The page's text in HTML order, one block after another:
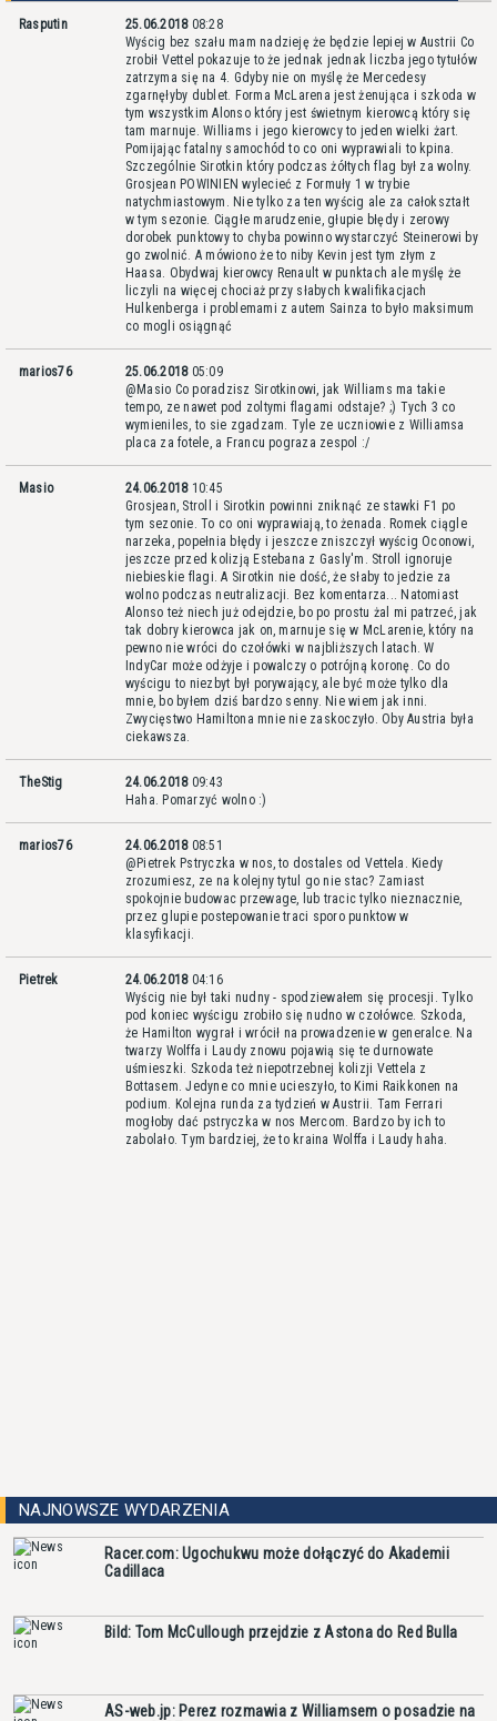
Rasputin 25.06.2018 08:28
Wyścig bez szału mam nadzieję że będzie lepiej w Austrii Co
zrobił Vettel pokazuje to że jednak jednak liczba jego tytułów
zatrzyma się na 4. Gdyby nie on myślę że Mercedesy
zgarnęłyby dublet. Forma McLarena jest żenująca i szkoda w
tym wszystkim Alonso który jest świetnym kierowcą który się
tam marnuje. Williams i jego kierowcy to jeden wielki żart.
Pomijając fatalny samochód to co oni wyprawiali to kpina.
Szczególnie Sirotkin który podczas żółtych flag był za wolny.
Grosjean POWINIEN wylecieć z Formuły 1 w trybie
natychmiastowym. Nie tylko za ten wyścig ale za całokształt
w tym sezonie. Ciągłe marudzenie, głupie błędy i zerowy
dorobek punktowy to chyba powinno wystarczyć Steinerowi by
go zwolnić. A mówiono że to niby Kevin jest tym złym z
Haasa. Obydwaj kierowcy Renault w punktach ale myślę że
liczyli na więcej chociaż przy słabych kwalifikacjach
Hulkenberga i problemami z autem Sainza to było maksimum
co mogli osiągnąć
marios76 25.06.2018 05:09
@Masio Co poradzisz Sirotkinowi, jak Williams ma takie
tempo, ze nawet pod zoltymi flagami odstaje? ;) Tych 3 co
wymieniles, to sie zgadzam. Tyle ze uczniowie z Williamsa
placa za fotele, a Francu pograza zespol :/
Masio 24.06.2018 10:45
Grosjean, Stroll i Sirotkin powinni zniknąć ze stawki F1 po
tym sezonie. To co oni wyprawiają, to żenada. Romek ciągle
narzeka, popełnia błędy i jeszcze zniszczył wyścig Oconowi,
jeszcze przed kolizją Estebana z Gasly'm. Stroll ignoruje
niebieskie flagi. A Sirotkin nie dość, że słaby to jedzie za
wolno podczas neutralizacji. Bez komentarza... Natomiast
Alonso też niech już odejdzie, bo po prostu żal mi patrzeć, jak
tak dobry kierowca jak on, marnuje się w McLarenie, który na
pewno nie wróci do czołówki w najbliższych latach. W
IndyCar może odżyje i powalczy o potrójną koronę. Co do
wyścigu to niezbyt był porywający, ale być może tylko dla
mnie, bo byłem dziś bardzo senny. Nie wiem jak inni.
Zwycięstwo Hamiltona mnie nie zaskoczyło. Oby Austria była
ciekawsza.
TheStig 24.06.2018 09:43
Haha. Pomarzyć wolno :)
marios76 24.06.2018 08:51
@Pietrek Pstryczka w nos, to dostales od Vettela. Kiedy
zrozumiesz, ze na kolejny tytul go nie stac? Zamiast
spokojnie budowac przewage, lub tracic tylko nieznacznie,
przez glupie postepowanie traci sporo punktow w
klasyfikacji.
Pietrek 24.06.2018 04:16
Wyścig nie był taki nudny - spodziewałem się procesji. Tylko
pod koniec wyścigu zrobiło się nudno w czołówce. Szkoda,
że Hamilton wygrał i wrócił na prowadzenie w generalce. Na
twarzy Wolffa i Laudy znowu pojawią się te durnowate
uśmieszki. Szkoda też niepotrzebnej kolizji Vettela z
Bottasem. Jedyne co mnie ucieszyło, to Kimi Raikkonen na
podium. Kolejna runda za tydzień w Austrii. Tam Ferrari
mogłoby dać pstryczka w nos Mercom. Bardzo by ich to
zabolało. Tym bardziej, że to kraina Wolffa i Laudy haha.
NAJNOWSZE WYDARZENIA
Racer.com: Ugochukwu może dołączyć do Akademii
Cadillaca
Bild: Tom McCullough przejdzie z Astona do Red Bulla
AS-web.jp: Perez rozmawia z Williamsem o posadzie na